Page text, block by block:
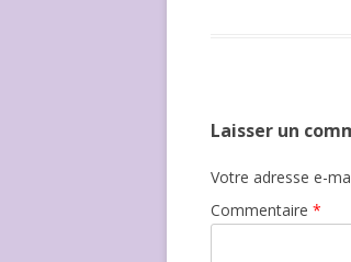
Laisser un
Votre adresse e-
Commentaire *